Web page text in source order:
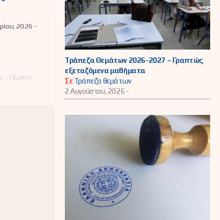
2026 -
– Πέμπτη
Τράπεζα Θεμάτων 2026-2027 – Γραπτώς
εξεταζόμενα μαθήματα
ΣεΤράπεζα θεμάτων
2 Αυγούστου, 2026 -